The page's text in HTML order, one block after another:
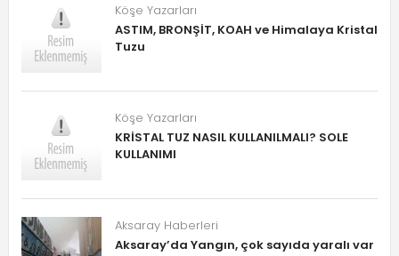
Köşe Yazarları
ASTIM, BRONŞİT, KOAH ve Himalaya Kristal
Tuzu
Köşe Yazarları
KRİSTAL TUZ NASIL KULLANILMALI? SOLE
KULLANIMI
Aksaray Haberleri
Aksaray’da Yangın, çok sayıda yaralı var